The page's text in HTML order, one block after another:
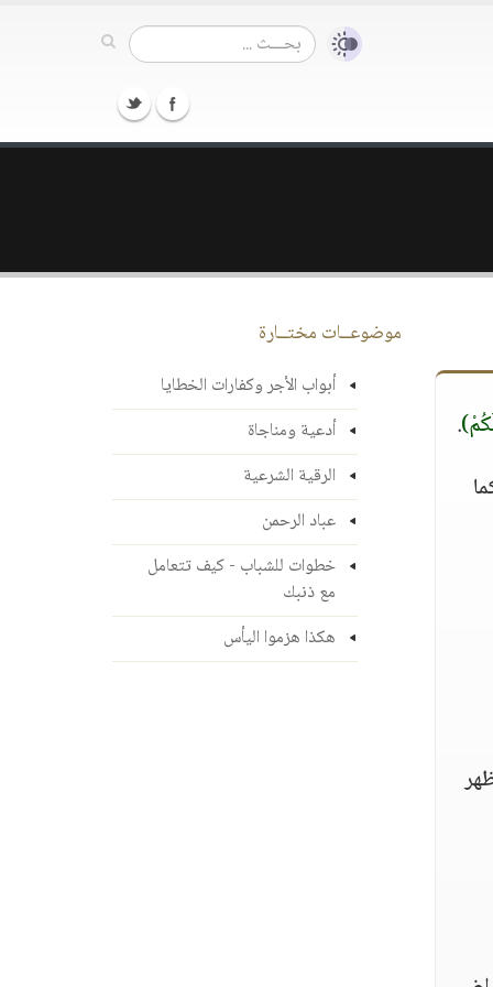
.
موضوعــات مختــارة
أبواب الأجر وكفارات الخطايا
أدعية ومناجاة
الرقية الشرعية
عباد الرحمن
خطوات للشباب - كيف تتعامل
مع ذنبك
هكذا هزموا اليأس